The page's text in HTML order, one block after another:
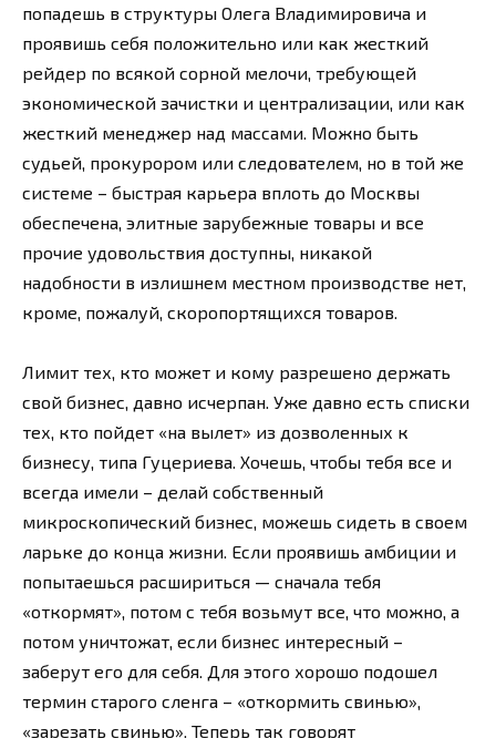
попадешь в структуры Олега Владимировича и
проявишь себя положительно или как жесткий
рейдер по всякой сорной мелочи, требующей
экономической зачистки и централизации, или как
жесткий менеджер над массами. Можно быть
судьей, прокурором или следователем, но в той же
системе – быстрая карьера вплоть до Москвы
обеспечена, элитные зарубежные товары и все
прочие удовольствия доступны, никакой
надобности в излишнем местном производстве нет,
кроме, пожалуй, скоропортящихся товаров.
Лимит тех, кто может и кому разрешено держать
свой бизнес, давно исчерпан. Уже давно есть списки
тех, кто пойдет «на вылет» из дозволенных к
бизнесу, типа Гуцериева. Хочешь, чтобы тебя все и
всегда имели – делай собственный
микроскопический бизнес, можешь сидеть в своем
ларьке до конца жизни. Если проявишь амбиции и
попытаешься расшириться — сначала тебя
«откормят», потом с тебя возьмут все, что можно, а
потом уничтожат, если бизнес интересный –
заберут его для себя. Для этого хорошо подошел
термин старого сленга – «откормить свинью»,
«зарезать свинью». Теперь так говорят